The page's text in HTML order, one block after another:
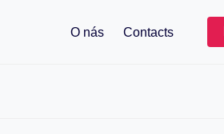
O nás Contacts